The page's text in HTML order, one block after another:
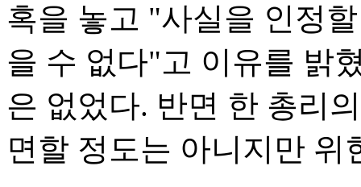
혹을 놓고 "사실을 인정
을 수 없다"고 이유를 밝
은 없었다. 반면 한 총리
면할 정도는 아니지만 위